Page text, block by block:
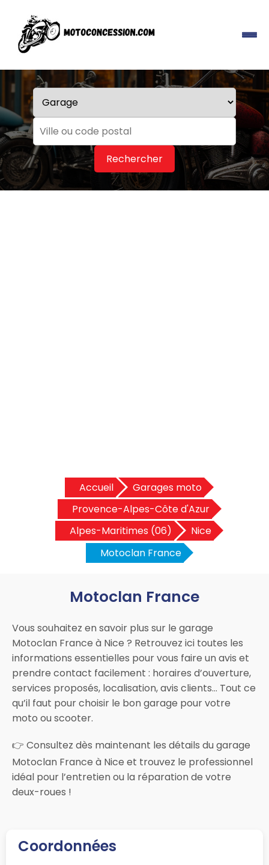
Rechercher
Accueil
Garages moto
Provence-Alpes-Côte d'Azur
Alpes-Maritimes (06)
Nice
Motoclan France
Motoclan France
Vous souhaitez en savoir plus sur le garage
Motoclan France à Nice ? Retrouvez ici toutes les
informations essentielles pour vous faire un avis et
prendre contact facilement : horaires d’ouverture,
services proposés, localisation, avis clients… Tout ce
qu’il faut pour choisir le bon garage pour votre
moto ou scooter.
👉 Consultez dès maintenant les détails du garage
Motoclan France à Nice et trouvez le professionnel
idéal pour l’entretien ou la réparation de votre
deux-roues !
Coordonnées